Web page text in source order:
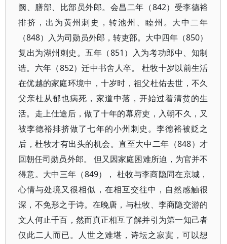
阙、膳部、比部员外郎。会昌二年（842）受李德裕
排挤，出为黄州刺史，转池州、睦州。大中二年
（848）入为司勋员外郎，转吏部。大中四年（850）
复出为湖州刺史。五年（851）入为考功郎中、知制
诰。六年（852）迁中书舍人卒。 杜牧十岁以前生活
在优越的家庭环境中，十岁时，祖父杜佑去世，不久
父亲杜从郁也病死，家道中落，开始过着清贫的生
活。走上仕途后，做了十年的幕府吏，入朝不久，又
被李德裕排挤做了七年的小州刺史。李德裕被贬之
后，杜牧才有出头的机会。直至大中二年（848）才
回朝任司勋员外郎。 但又因家庭困难所迫，为官并不
得意。大中三年（849）， 杜牧与李商隐同在京城，
心情与处境又很相似，在相互交往中，自然感触很
深，不免形之于诗。在晚唐，与杜牧、李商隐交游的
文人何止千百，然而真正相互了解并引为第一知己者
仅此二人而已。人世之难堪，诗坛之寂寞，可以想